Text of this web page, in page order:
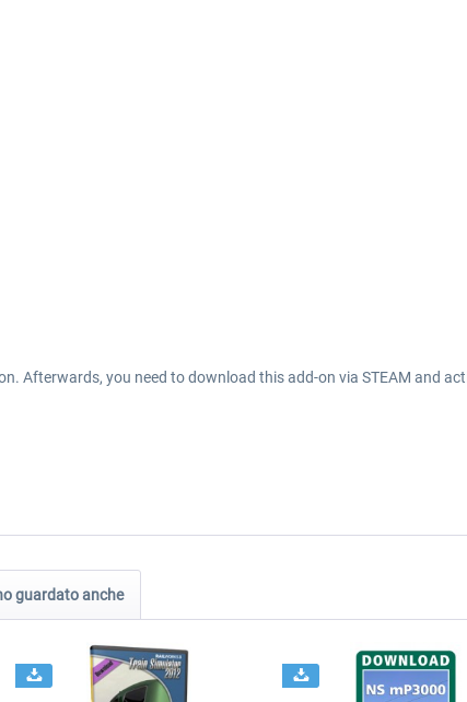
Afterwards, you need to download this add-on via STEAM and
guardato anche